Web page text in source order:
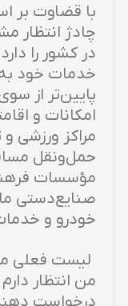
با قضاوت بر
در کشور را
خدمات خود
پایین‌تر از
امکانات و
مراکز ورزشی
حمل‌ونقل
مؤسسات
صنایع‌دستی
خودرو و
لیست فعلی
من انتظار
درخواست